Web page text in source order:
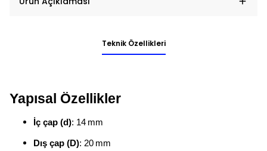
Teknik Özellikleri
Yapısal Özellikler
İç çap (d): 14 mm
Dış çap (D): 20 mm